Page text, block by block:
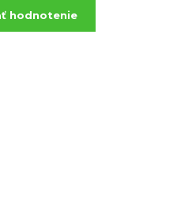
hodnotenie